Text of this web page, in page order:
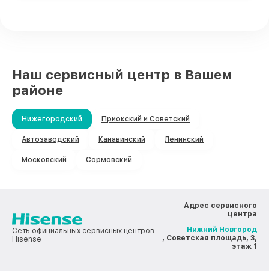
Наш сервисный центр в Вашем
районе
Нижегородский Приокский и Советский
Автозаводский Канавинский Ленинский
Московский Сормовский
Сеть официальных сервисных центров
Hisense
Адрес сервисного
центра
Нижний Новгород
, Советская площадь, 3,
этаж 1